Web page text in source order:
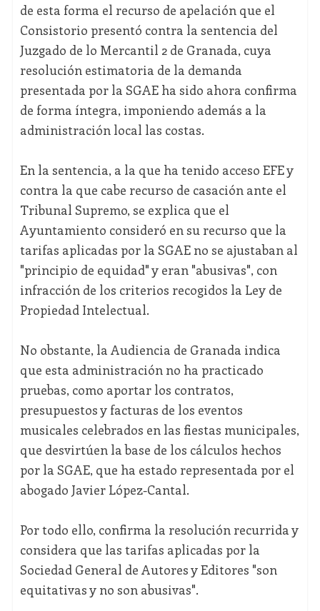
de esta forma el recurso de apelación que el
Consistorio presentó contra la sentencia del
Juzgado de lo Mercantil 2 de Granada, cuya
resolución estimatoria de la demanda
presentada por la SGAE ha sido ahora confirma
de forma íntegra, imponiendo además a la
administración local las costas.
En la sentencia, a la que ha tenido acceso EFE y
contra la que cabe recurso de casación ante el
Tribunal Supremo, se explica que el
Ayuntamiento consideró en su recurso que la
tarifas aplicadas por la SGAE no se ajustaban al
"principio de equidad" y eran "abusivas", con
infracción de los criterios recogidos la Ley de
Propiedad Intelectual.
No obstante, la Audiencia de Granada indica
que esta administración no ha practicado
pruebas, como aportar los contratos,
presupuestos y facturas de los eventos
musicales celebrados en las fiestas municipales,
que desvirtúen la base de los cálculos hechos
por la SGAE, que ha estado representada por el
abogado Javier López-Cantal.
Por todo ello, confirma la resolución recurrida y
considera que las tarifas aplicadas por la
Sociedad General de Autores y Editores "son
equitativas y no son abusivas".